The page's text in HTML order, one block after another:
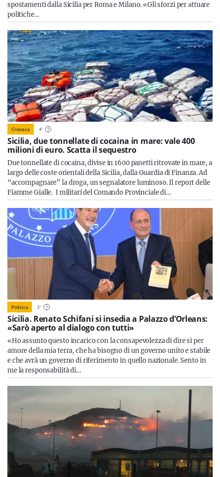
spostamenti dalla Sicilia per Roma e Milano. «Gli sforzi per attuare
politiche…
Cronaca 4'
Sicilia, due tonnellate di cocaina in mare: vale 400
milioni di euro. Scatta il sequestro
Due tonnellate di cocaina, divise in 1600 panetti ritrovate in mare, a
largo delle coste orientali della Sicilia, dalla Guardia di Finanza. Ad
“accompagnare” la droga, un segnalatore luminoso. Il report delle
Fiamme Gialle. I militari del Comando Provinciale di…
Politica 3'
Sicilia. Renato Schifani si insedia a Palazzo d’Orleans:
«Sarò aperto al dialogo con tutti»
«Ho assunto questo incarico con la consapevolezza di dire sì per
amore della mia terra, che ha bisogno di un governo unito e stabile
e che avrà un governo di riferimento in quello nazionale. Sento in
me la responsabilità di…